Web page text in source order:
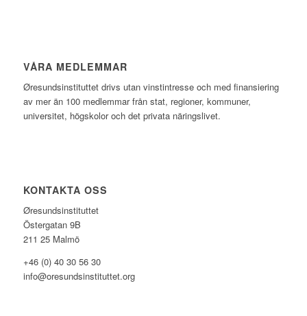
VÅRA MEDLEMMAR
Øresundsinstituttet drivs utan vinst­intresse och med finansiering
av mer än 100 medlemmar från stat, regioner, kommuner,
universitet, högskolor och det privata näringslivet.
KONTAKTA OSS
Øresundsinstituttet
Östergatan 9B
211 25 Malmö
+46 (0) 40 30 56 30
info@oresundsinstituttet.org